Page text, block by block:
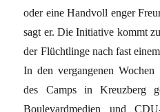
oder eine Handvoll enger
sagt er. Die Initiative kommt
der Flüchtlinge nach fast
In den vergangenen
des Camps in Kreuzberg
Boulevardmedien und